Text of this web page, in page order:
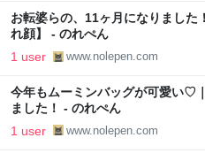
お転婆らの、11ヶ月になりました
れ顔】 - のれぺん
1 user www.nolepen.com
今年もムーミンバッグが可愛い♡
ました！ - のれぺん
1 user www.nolepen.com